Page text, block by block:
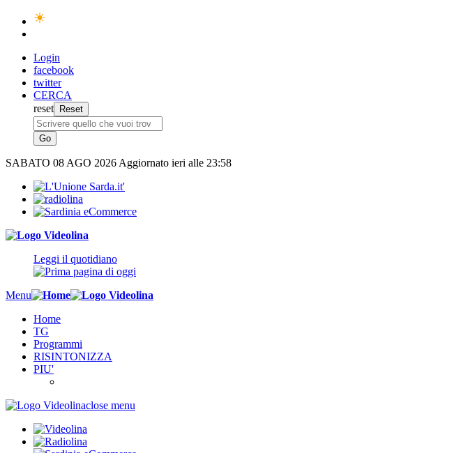
Login
facebook
twitter
CERCA
reset
SABATO 08 AGO 2026 Aggiornato ieri alle 23:58
Leggi il quotidiano
Menu
Home
TG
Programmi
RISINTONIZZA
PIU'
close menu